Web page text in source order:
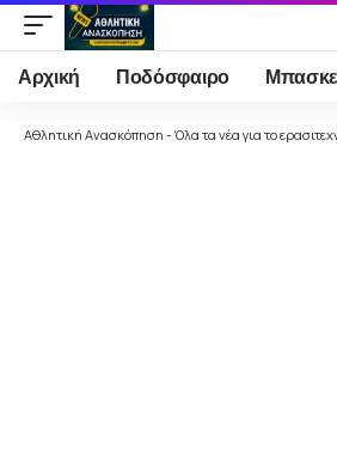
Αρχική Ποδόσφαιρο
Αθλητική Ανασκόπηση - Όλα τα νέα για το